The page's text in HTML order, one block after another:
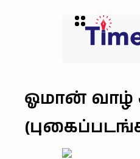
ஓமான் வாழ்